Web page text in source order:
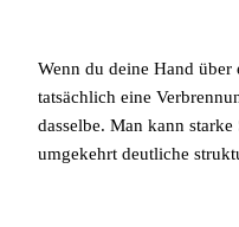
Wenn du deine Hand
tatsächlich eine
dasselbe. Man kann
umgekehrt deutliche